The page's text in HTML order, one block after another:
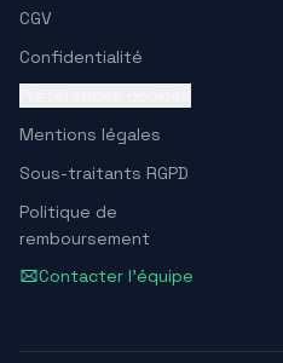
CGV
Confidentialité
Mentions légales
Sous-traitants RGPD
Politique de
remboursement
Contacter l'équipe